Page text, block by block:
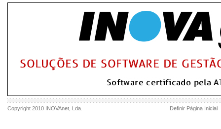
Copyright 2010 INOVAnet , Lda. Definir Página Inicial